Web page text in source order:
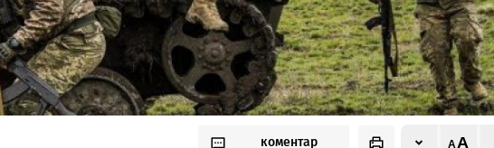
коментар